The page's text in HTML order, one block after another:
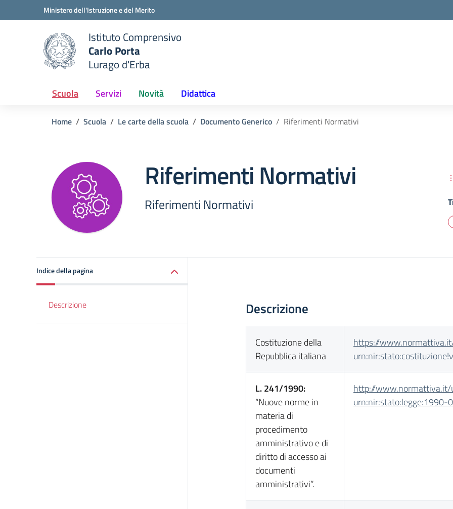
Vai ai contenuti
Vai al menu di navigazioneMinistero dell'Istruzione e del Merito
scuola
Istituto Comprensivo
Carlo Porta
Lurago d'Erba
Scuola Servizi Novità Didattica
Home Scuola Le carte della scuola Documento Generico Riferimenti Normativi
Riferimenti Normativi
Riferimenti Normativi
Indice della pagina
Descrizione Descrizione
Costituzione della
Repubblica italiana
https://
L. 241/1990:
“Nuove norme in
materia di
procedimento
amministrativo e di
diritto di accesso ai
documenti
amministrativi”.
http://
urn:nir:stato:legge:1990-